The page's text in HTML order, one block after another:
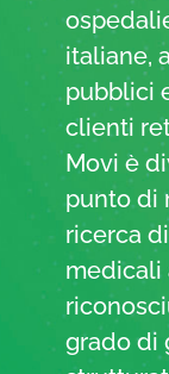
italiane,
pubblici
clienti
Movi è
punto di
ricerca
medicali
grado di